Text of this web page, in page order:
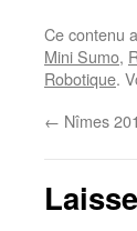
Ce contenu
Mini Sumo,
Robotique.
← Nîmes